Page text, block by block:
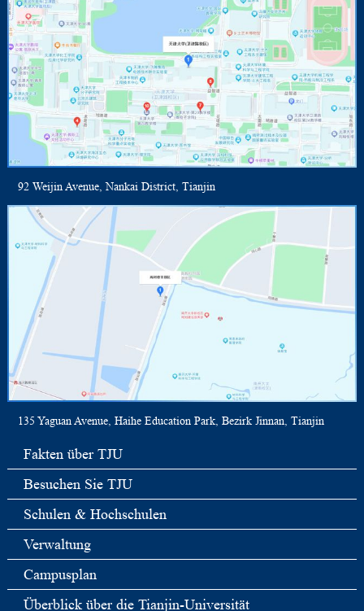
92 Weijin Avenue, Nankai District, Tianjin
135 Yaguan Avenue, Haihe Education Park, Bezirk Jinnan, Tianjin
Fakten über TJU
Besuchen Sie TJU
Schulen & Hochschulen
Verwaltung
Campusplan
Überblick über die Tianjin-Universität